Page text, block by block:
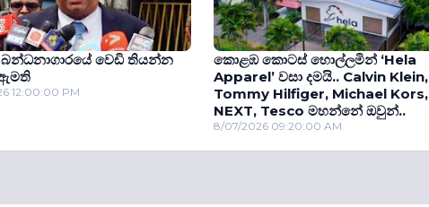
වෙඩි තියන්න
12:00:00 PM
කොළඹ කොටස් හොල්ලමින් ‘Hela
Apparel’ වසා දමයි.. Calvin Klein,
Tommy Hilfiger, Michael Kors,
NEXT, Tesco මහන්නේ ඔවුන්..
8/07/2026 09:20:00 AM